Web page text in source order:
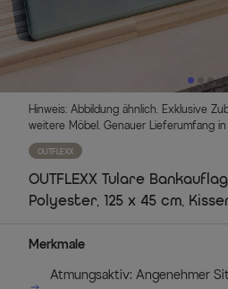
Hinweis: Abbildung ähnlich. Exklusive
weitere Möbel. Genauer Lieferumfang
OUTFLEXX
OUTFLEXX Tulare
Polyester, 125 x 45 cm,
Merkmale
Atmungsaktiv: Angenehmer